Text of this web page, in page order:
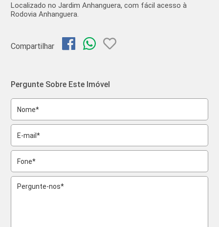
Localizado no Jardim Anhanguera, com fácil acesso à
Rodovia Anhanguera.
Compartilhar
Pergunte Sobre Este Imóvel